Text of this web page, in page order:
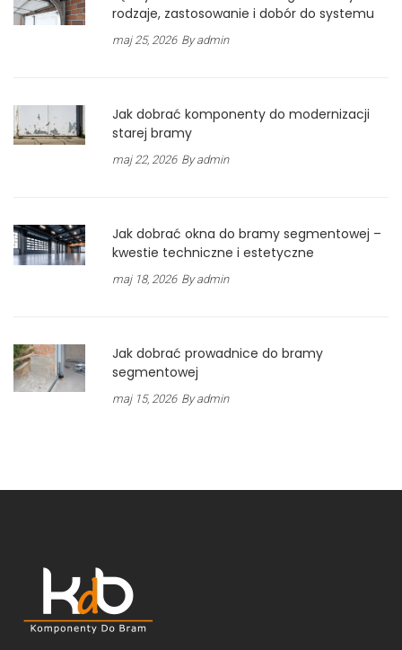
rodzaje, zastosowanie i dobór do systemu
maj 25, 2026 By admin
Jak dobrać komponenty do modernizacji
starej bramy
maj 22, 2026 By admin
Jak dobrać okna do bramy segmentowej –
kwestie techniczne i estetyczne
maj 18, 2026 By admin
Jak dobrać prowadnice do bramy
segmentowej
maj 15, 2026 By admin